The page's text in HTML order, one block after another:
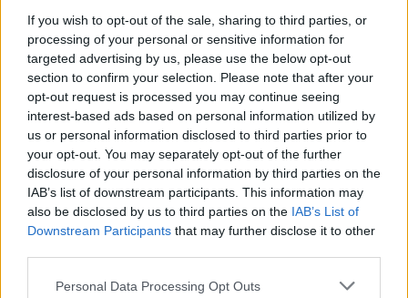
If you wish to opt-out of the sale, sharing to third parties, or
processing of your personal or sensitive information for
targeted advertising by us, please use the below opt-out
section to confirm your selection. Please note that after your
opt-out request is processed you may continue seeing
interest-based ads based on personal information utilized by
us or personal information disclosed to third parties prior to
your opt-out. You may separately opt-out of the further
disclosure of your personal information by third parties on the
IAB’s list of downstream participants. This information may
also be disclosed by us to third parties on the IAB’s List of
Downstream Participants that may further disclose it to other
Please note that this website/app uses one or more Google
Personal Data Processing Opt Outs